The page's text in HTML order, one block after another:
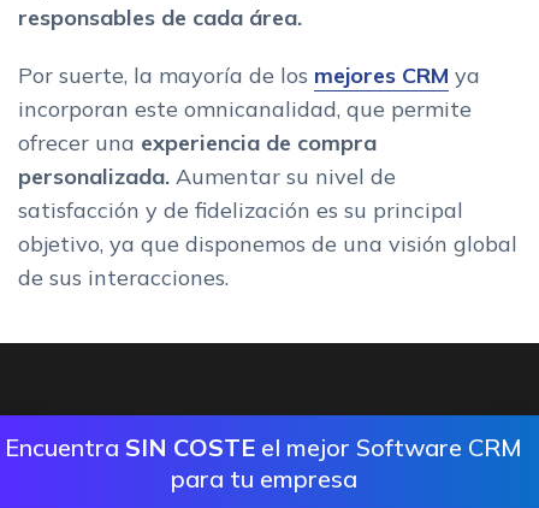
responsables de cada área.
Por suerte, la mayoría de los mejores CRM ya
incorporan este omnicanalidad, que permite
ofrecer una experiencia de compra
personalizada. Aumentar su nivel de
satisfacción y de fidelización es su principal
objetivo, ya que disponemos de una visión global
de sus interacciones.
Encuentra SIN COSTE el mejor Software CRM
para tu empresa